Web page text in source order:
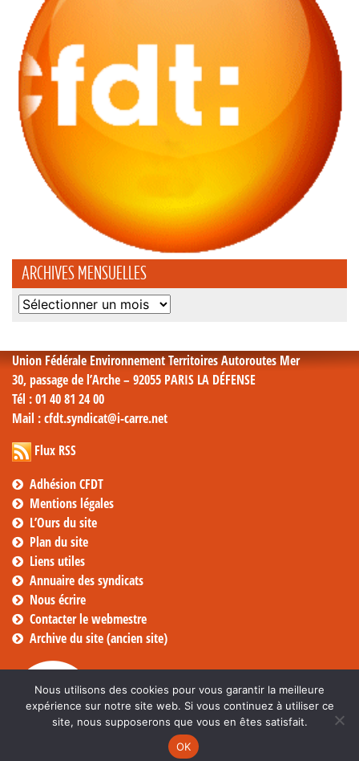
ARCHIVES MENSUELLES
Archives
Union Fédérale Environnement Territoires Autoroutes Mer
30, passage de l’Arche – 92055 PARIS LA DÉFENSE
Tél : 01 40 81 24 00
Mail : cfdt.syndicat@i-carre.net
Flux RSS
Adhésion CFDT
Mentions légales
L’Ours du site
Plan du site
Liens utiles
Annuaire des syndicats
Nous écrire
Contacter le webmestre
Archive du site (ancien site)
Nous utilisons des cookies pour vous garantir la meilleure
expérience sur notre site web. Si vous continuez à utiliser ce
site, nous supposerons que vous en êtes satisfait.
OK